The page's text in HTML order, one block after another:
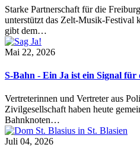
Starke Partnerschaft für die
unterstützt das Zelt-Musik-Festival
gibt dem…
Mai 22, 2026
S-Bahn - Ein Ja ist ein Signal
Vertreterinnen und Vertreter aus
Zivilgesellschaft haben heute
Bahnknoten…
Juli 04, 2026